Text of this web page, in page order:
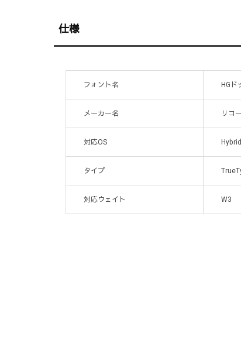
仕様
フォント名 HGド
メーカー名 リコー
対応OS Hybrid
タイプ
対応ウェイト W3